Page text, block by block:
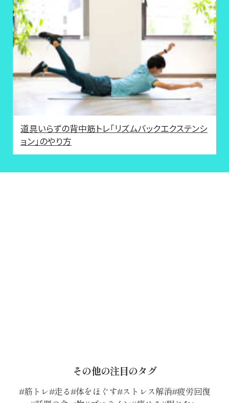
道具いらずの背中筋トレ「リズムバックエクステンシ
ョン」のやり方
その他の注目のタグ
筋トレ 走る 体をほぐす ストレス解消 疲労回復